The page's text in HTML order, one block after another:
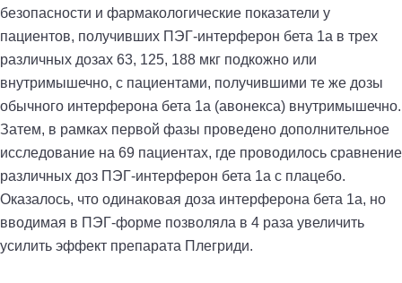
безопасности и фармакологические показатели у
пациентов, получивших ПЭГ-интерферон бета 1а в трех
различных дозах 63, 125, 188 мкг подкожно или
внутримышечно, с пациентами, получившими те же дозы
обычного интерферона бета 1а (авонекса) внутримышечно.
Затем, в рамках первой фазы проведено дополнительное
исследование на 69 пациентах, где проводилось сравнение
различных доз ПЭГ-интерферон бета 1а с плацебо.
Оказалось, что одинаковая доза интерферона бета 1а, но
вводимая в ПЭГ-форме позволяла в 4 раза увеличить
усилить эффект препарата Плегриди.